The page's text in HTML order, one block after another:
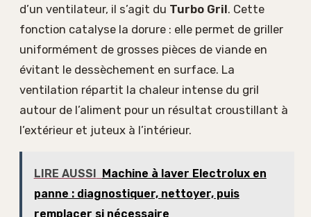
d’un ventilateur, il s’agit du Turbo Gril. Cette
fonction catalyse la dorure : elle permet de griller
uniformément de grosses pièces de viande en
évitant le dessèchement en surface. La
ventilation répartit la chaleur intense du gril
autour de l’aliment pour un résultat croustillant à
l’extérieur et juteux à l’intérieur.
LIRE AUSSI Machine à laver Electrolux en
panne : diagnostiquer, nettoyer, puis
remplacer si nécessaire